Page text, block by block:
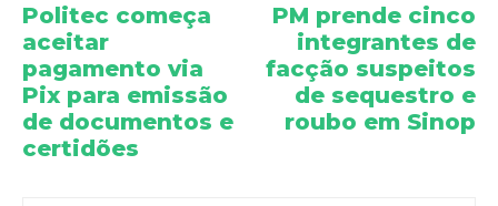
Politec começa
aceitar
pagamento via
Pix para emissão
de documentos e
certidões
PM prende cinco
integrantes de
facção suspeitos
de sequestro e
roubo em Sinop